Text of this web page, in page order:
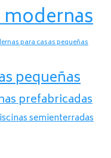
para casas pequeñas
pequeñas
prefabricadas
semienterradas